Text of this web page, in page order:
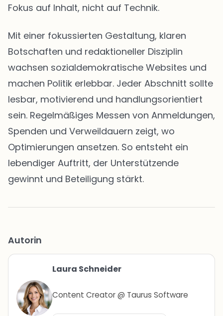
Fokus auf Inhalt, nicht auf Technik.
Mit einer fokussierten Gestaltung, klaren
Botschaften und redaktioneller Disziplin
wachsen sozialdemokratische Websites und
machen Politik erlebbar. Jeder Abschnitt sollte
lesbar, motivierend und handlungsorientiert
sein. Regelmäßiges Messen von Anmeldungen,
Spenden und Verweildauern zeigt, wo
Optimierungen ansetzen. So entsteht ein
lebendiger Auftritt, der Unterstützende
gewinnt und Beteiligung stärkt.
Autorin
Laura Schneider
Content Creator @ Taurus Software